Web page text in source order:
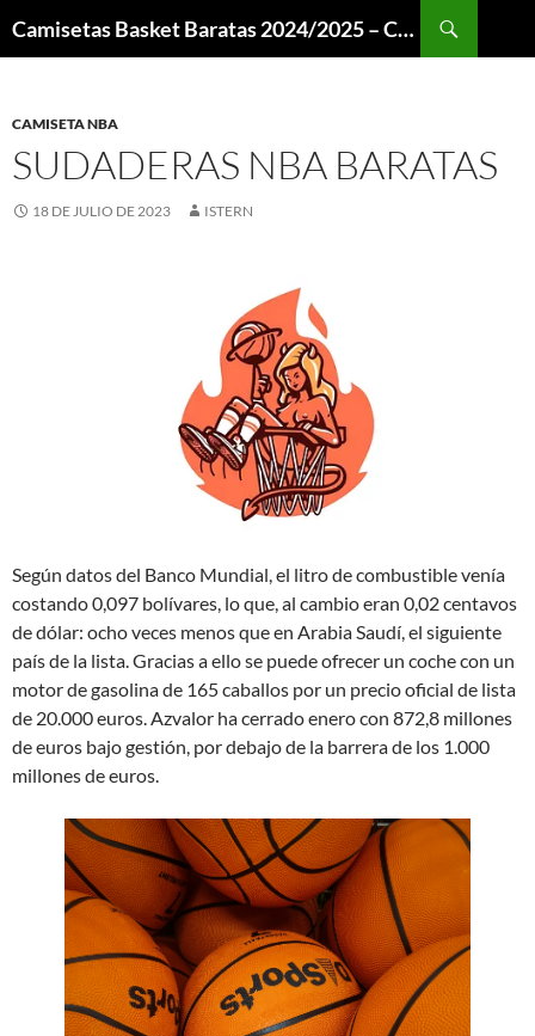
Camisetas Basket Baratas 2024/2025 – Camisetas NBA
CAMISETA NBA
SUDADERAS NBA BARATAS
18 DE JULIO DE 2023 ISTERN
Según datos del Banco Mundial, el litro de combustible venía
costando 0,097 bolívares, lo que, al cambio eran 0,02 centavos
de dólar: ocho veces menos que en Arabia Saudí, el siguiente
país de la lista. Gracias a ello se puede ofrecer un coche con un
motor de gasolina de 165 caballos por un precio oficial de lista
de 20.000 euros. Azvalor ha cerrado enero con 872,8 millones
de euros bajo gestión, por debajo de la barrera de los 1.000
millones de euros.